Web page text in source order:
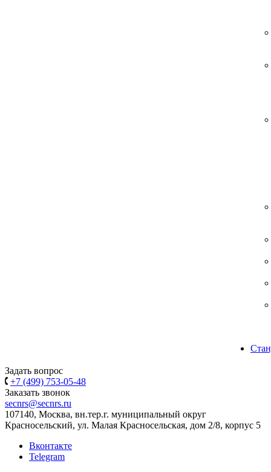
Задать вопрос
+7 (499) 753-05-48
Заказать звонок
secnrs@secnrs.ru
107140, Москва, вн.тер.г. муниципальный округ
Красносельский, ул. Малая Красносельская, дом 2/8, корпус 5
Вконтакте
Telegram